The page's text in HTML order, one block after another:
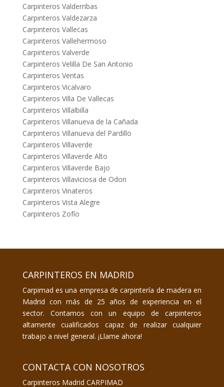
Carpinteros Valderribas
Carpinteros Valdezarza
Carpinteros Vallecas
Carpinteros Vallehermoso
Carpinteros Valverde
Carpinteros Velilla De San Antonio
Carpinteros Ventas
Carpinteros Vicalvaro
Carpinteros Villa De Vallecas
Carpinteros Villalbilla
Carpinteros Villanueva de la Cañada
Carpinteros Villanueva del Pardillo
Carpinteros Villaverde
Carpinteros Villaverde Alto
Carpinteros Villaverde Bajo
Carpinteros Villaviciosa de Odon
Carpinteros Vinateros
Carpinteros Vista Alegre
Carpinteros Zofío
CARPINTEROS EN MADRID
Carpimad es una empresa de carpintería de madera en
Madrid con más de 25 años de experiencia en el
sector. Contamos con un equipo de carpinteros
altamente cualificados capaz de realizar cualquier
trabajo a nivel general. ¡Llame ahora!
CONTACTA CON NOSOTROS
Carpinteros Madrid CARPIMAD